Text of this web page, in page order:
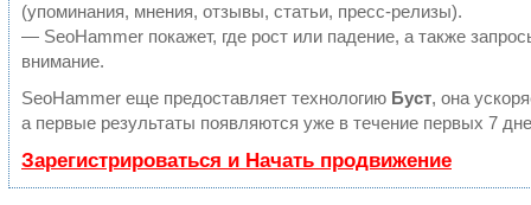
(упоминания, мнения, отзывы, статьи, пресс-релизы).
— SeoHammer покажет, где рост или падение, а также
внимание.
SeoHammer еще предоставляет технологию Буст, она
а первые результаты появляются уже в течение первых 7
Зарегистрироваться и Начать продвижение